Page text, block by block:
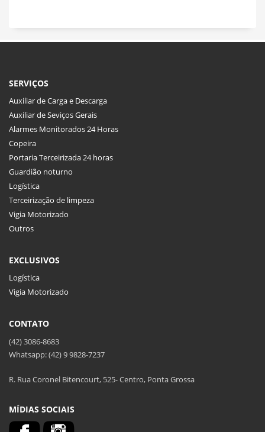
SERVIÇOS
Auxiliar de Carga e Descarga
Auxiliar de Seviços Gerais
Alarmes Monitorados 24 Horas
Copeira
Portaria Terceirizada 24 horas
Guardião noturno
Logística
Terceirização de limpeza
Vigia Motorizado
Outros
EXCLUSIVOS
Logística
Vigia Motorizado
CONTATO
(42) 3086-8683
Whatsapp: (42) 9 9828-7237
R. Rua Coronel Bitencourt, 525- Centro, Ponta Grossa
MÍDIAS SOCIAIS